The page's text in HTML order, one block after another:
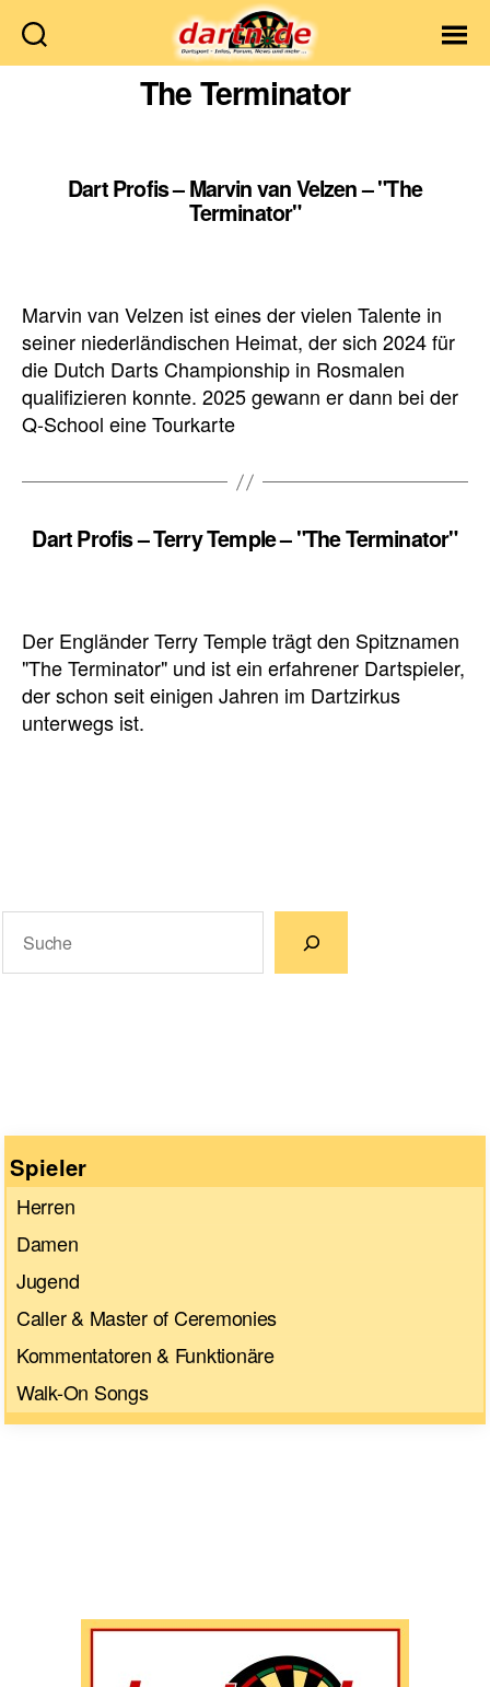
Dartn.de
The Terminator
Dart Profis – Marvin van Velzen – "The
Terminator"
Marvin van Velzen ist eines der vielen Talente in
seiner niederländischen Heimat, der sich 2024 für
die Dutch Darts Championship in Rosmalen
qualifizieren konnte. 2025 gewann er dann bei der
Q-School eine Tourkarte
Dart Profis – Terry Temple – "The Terminator"
Der Engländer Terry Temple trägt den Spitznamen
"The Terminator" und ist ein erfahrener Dartspieler,
der schon seit einigen Jahren im Dartzirkus
unterwegs ist.
Spieler
Herren
Damen
Jugend
Caller & Master of Ceremonies
Kommentatoren & Funktionäre
Walk-On Songs